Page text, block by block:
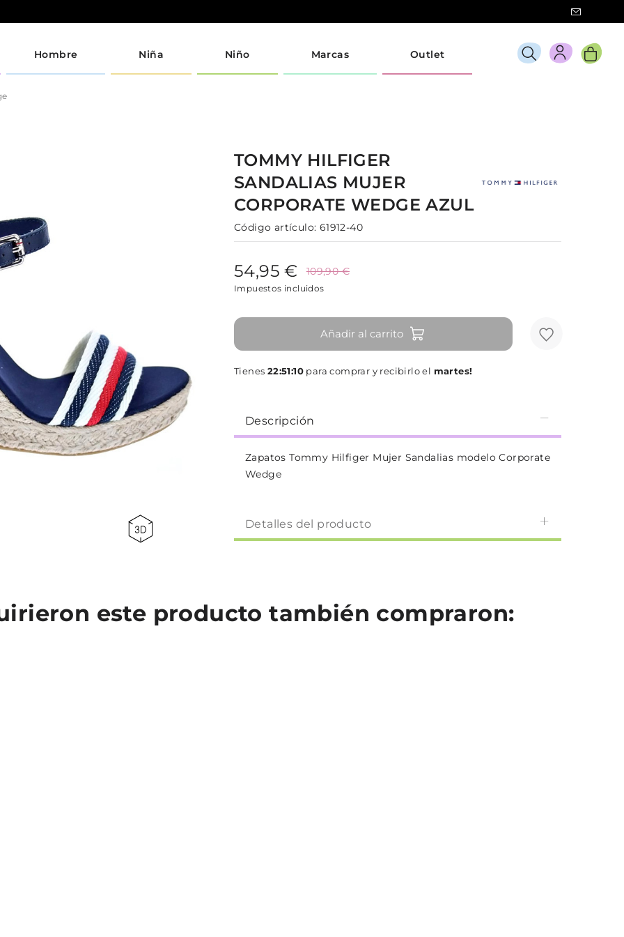
Hombre Niña Niño Marcas Outlet
TOMMY HILFIGER
SANDALIAS MUJER
CORPORATE WEDGEAZUL
Código artículo: 61912-40
54,95 € 109,90 €
Impuestos incluidos
Añadir al carrito
Tienes 22:51:10 para comprar y recibirlo el martes!
Descripción
Zapatos Tommy Hilfiger Mujer Sandalias modelo Corporate
Wedge
Detalles del producto
este producto también compraron: